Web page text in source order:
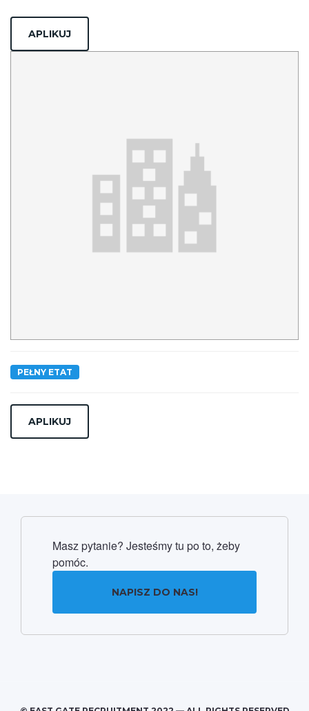
PEŁNY ETAT
Masz pytanie? Jesteśmy tu po to, żeby
pomóc.
NAPISZ DO NAS!